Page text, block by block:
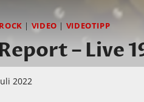
| VIDEO | VIDEOTIPP
– Live
2022